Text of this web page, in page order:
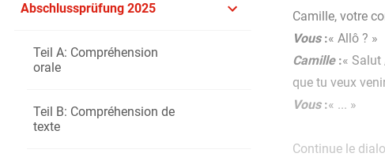
Abschlussprüfung 2025
Teil A: Compréhension
orale
Teil B: Compréhension de
texte
Camille, votre
Vous:« Allô ? »
Camille:« Salut
que tu veux
Vous:« ... »
Continue le